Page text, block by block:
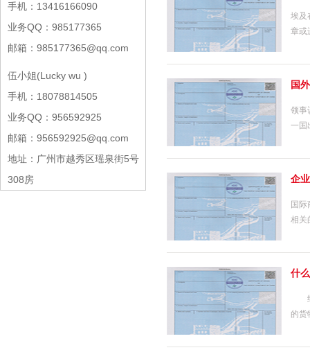
手机：13416166090
业务QQ：985177365
邮箱：985177365@qq.com
伍小姐(Lucky wu )
手机：18078814505
业务QQ：956592925
邮箱：956592925@qq.com
地址：广州市越秀区瑶泉街5号
308房
埃及
章或
国
领事
一国
企
国
相关
什
纸
的货